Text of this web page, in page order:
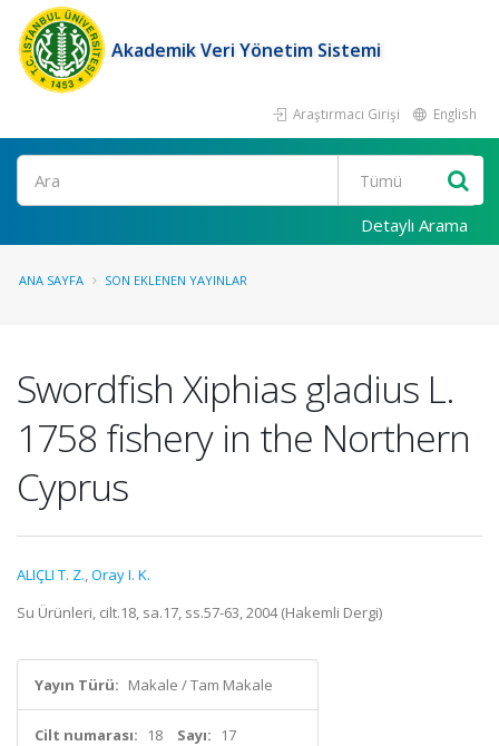
Akademik Veri Yönetim Sistemi
Araştırmacı Girişi English
Ara
Detaylı Arama
ANA SAYFA SON EKLENEN YAYINLAR
Swordfish Xiphias gladius L.
1758 fishery in the Northern
Cyprus
ALIÇLI T. Z.,Oray I. K.
Su Ürünleri, cilt.18, sa.17, ss.57-63, 2004 (Hakemli Dergi)
Yayın Türü: Makale / Tam Makale
Cilt numarası: 18 Sayı: 17